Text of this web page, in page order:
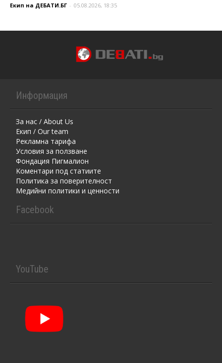
Екип на ДЕБАТИ.БГ - 05.08.2026, 18:35
Информация
За нас / About Us
Екип / Our team
Рекламна тарифа
Условия за ползване
Фондация Пигмалион
Kоментaри под статиите
Политика за поверителност
Медийни политики и ценности
Facebook
YouTube